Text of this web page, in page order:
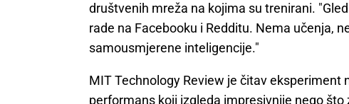
društvenih mreža na kojima su trenirani.
rade na Facebooku i Redditu. Nema učenja,
samousmjerene inteligencije."
MIT Technology Review je čitav eksperiment
performans koji izgleda impresivnije nego što